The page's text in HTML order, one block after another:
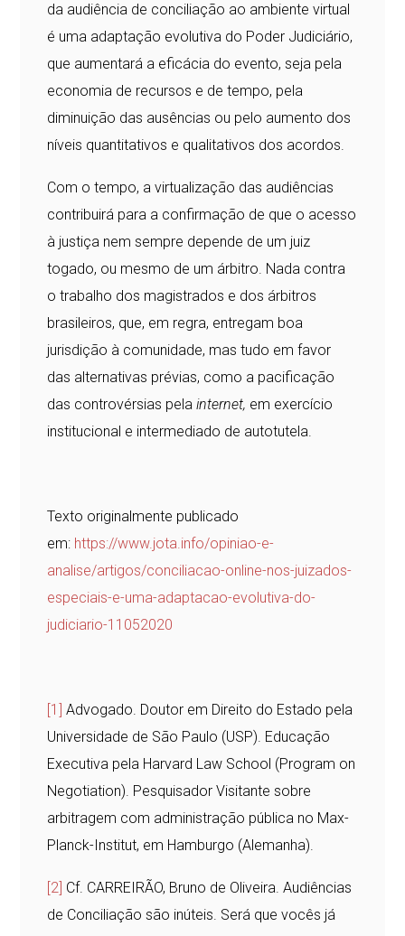
da audiência de conciliação ao ambiente virtual
é uma adaptação evolutiva do Poder Judiciário,
que aumentará a eficácia do evento, seja pela
economia de recursos e de tempo, pela
diminuição das ausências ou pelo aumento dos
níveis quantitativos e qualitativos dos acordos.
Com o tempo, a virtualização das audiências
contribuirá para a confirmação de que o acesso
à justiça nem sempre depende de um juiz
togado, ou mesmo de um árbitro. Nada contra
o trabalho dos magistrados e dos árbitros
brasileiros, que, em regra, entregam boa
jurisdição à comunidade, mas tudo em favor
das alternativas prévias, como a pacificação
das controvérsias pelainternet, em exercício
institucional e intermediado de autotutela.
Texto originalmente publicado
em: https://www.jota.info/opiniao-e-
analise/artigos/conciliacao-online-nos-juizados-
especiais-e-uma-adaptacao-evolutiva-do-
judiciario-11052020
[1]
Advogado. Doutor em Direito do Estado pela
Universidade de São Paulo (USP). Educação
Executiva pela Harvard Law School (Program on
Negotiation). Pesquisador Visitante sobre
arbitragem com administração pública no Max-
Planck-Institut, em Hamburgo (Alemanha).
[2] Cf. CARREIRÃO, Bruno de Oliveira. Audiências
de Conciliação são inúteis. Será que vocês já